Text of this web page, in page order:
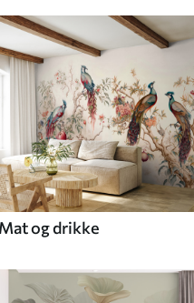
Mat og drikke